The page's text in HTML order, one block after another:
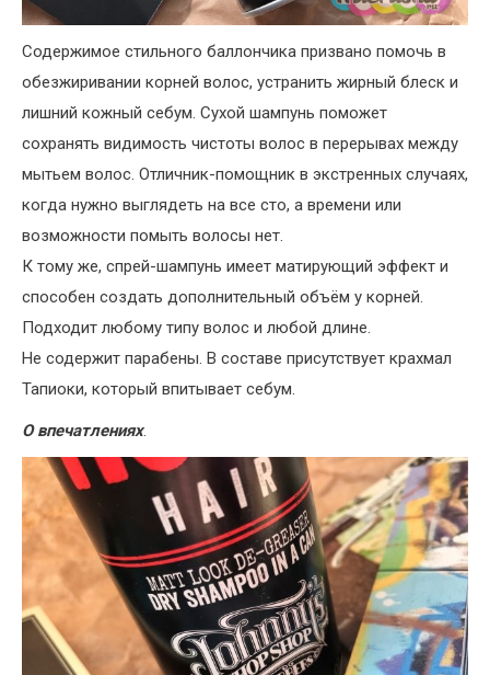
Содержимое стильного баллончика призвано помочь в
обезжиривании корней волос, устранить жирный блеск и
лишний кожный себум. Сухой шампунь поможет
сохранять видимость чистоты волос в перерывах между
мытьем волос. Отличник-помощник в экстренных случаях,
когда нужно выглядеть на все сто, а времени или
возможности помыть волосы нет.
К тому же, спрей-шампунь имеет матирующий эффект и
способен создать дополнительный объём у корней.
Подходит любому типу волос и любой длине.
Не содержит парабены. В составе присутствует крахмал
Тапиоки, который впитывает себум.
О впечатлениях.